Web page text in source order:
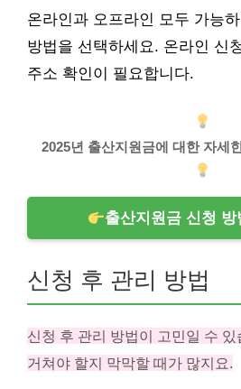
온라인과 오프라인 모두 가능
방법을 선택하세요. 온라인 신
주소 확인이 필요합니다.
2025년 출산지원금에 대한 자세
출산지원금 신청 방
신청 후 관리 방법
신청 후 관리 방법이 고민일 수
거쳐야 할지 막막할 때가 많지요.